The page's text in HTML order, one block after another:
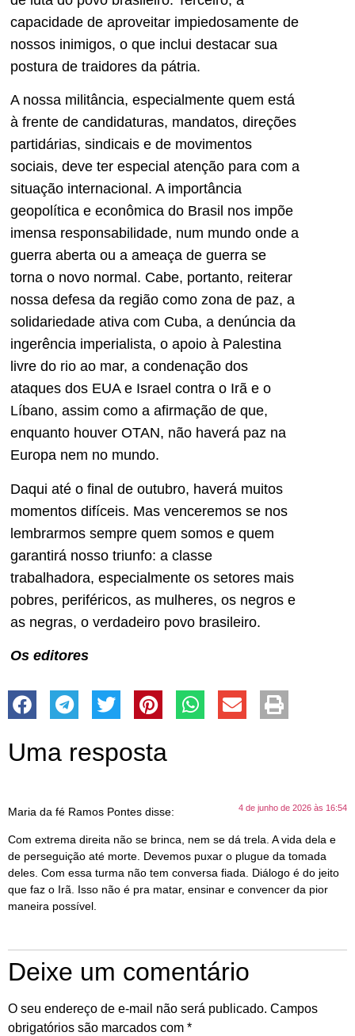
capacidade de aproveitar impiedosamente de
nossos inimigos, o que inclui destacar sua
postura de traidores da pátria.
A nossa militância, especialmente quem está
à frente de candidaturas, mandatos, direções
partidárias, sindicais e de movimentos
sociais, deve ter especial atenção para com a
situação internacional. A importância
geopolítica e econômica do Brasil nos impõe
imensa responsabilidade, num mundo onde a
guerra aberta ou a ameaça de guerra se
torna o novo normal. Cabe, portanto, reiterar
nossa defesa da região como zona de paz, a
solidariedade ativa com Cuba, a denúncia da
ingerência imperialista, o apoio à Palestina
livre do rio ao mar, a condenação dos
ataques dos EUA e Israel contra o Irã e o
Líbano, assim como a afirmação de que,
enquanto houver OTAN, não haverá paz na
Europa nem no mundo.
Daqui até o final de outubro, haverá muitos
momentos difíceis. Mas venceremos se nos
lembrarmos sempre quem somos e quem
garantirá nosso triunfo: a classe
trabalhadora, especialmente os setores mais
pobres, periféricos, as mulheres, os negros e
as negras, o verdadeiro povo brasileiro.
Os editores
Uma resposta
Maria da fé Ramos Pontes disse: 4 de junho de 2026 às 16:54
Com extrema direita não se brinca, nem se dá trela. A vida dela e
de perseguição até morte. Devemos puxar o plugue da tomada
deles. Com essa turma não tem conversa fiada. Diálogo é do jeito
que faz o Irã. Isso não é pra matar, ensinar e convencer da pior
maneira possível.
Deixe um comentário
O seu endereço de e-mail não será publicado. Campos
obrigatórios são marcados com *